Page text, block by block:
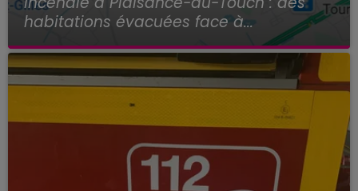
habitations évacuées face à...